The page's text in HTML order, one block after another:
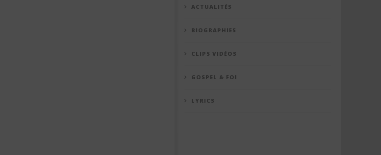
ACTUALITÉS
BIOGRAPHIES
CLIPS VIDÉOS
GOSPEL & FOI
LYRICS